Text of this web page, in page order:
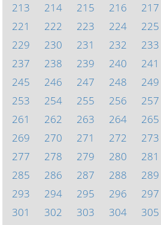
213
214 215 216 217
221
222 223 224 225
229
230 231 232 233
237
238 239 240 241
245
246 247 248 249
253
254 255 256 257
261
262 263 264 265
269
270 271 272 273
277
278 279 280 281
285
286 287 288 289
293
294 295 296 297
301
302 303 304 305